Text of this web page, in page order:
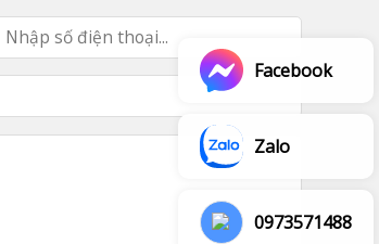
Facebook
Zalo
0973571488